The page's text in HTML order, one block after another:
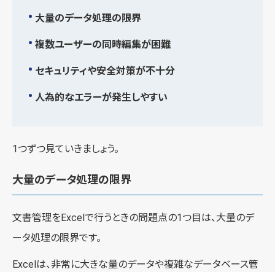
大量のデータ処理の限界
複数ユーザーの同時編集が困難
セキュリティや安全対策が不十分
人為的なエラーが発生しやすい
1つずつ見ていきましょう。
大量のデータ処理の限界
文書管理をExcelで行うときの問題点の1つ目は、大量のデ
ータ処理の限界です。
Excelは、非常に大きな量のデータや複雑なデータベース管